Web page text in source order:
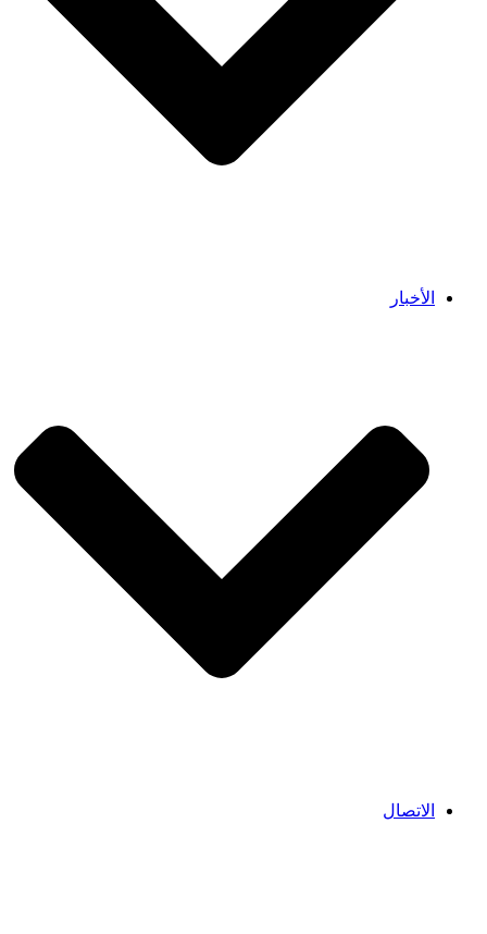
الأخبار
الاتصال